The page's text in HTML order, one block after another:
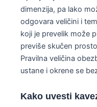
dimenzija, pa lako
odgovara veličini i
koji je prevelik može
previše skučen
Pravilna veličina
ustane i okrene se
Kako uvesti